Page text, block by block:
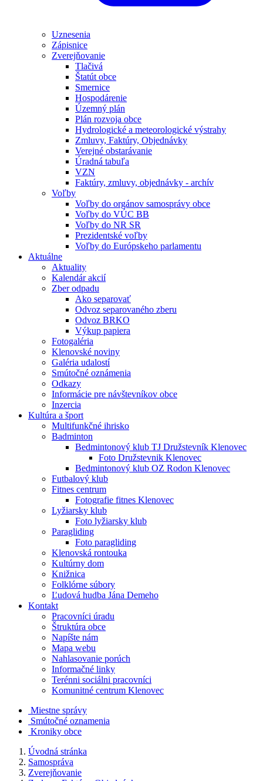
Uznesenia
Zápisnice
Zverejňovanie
Tlačivá
Štatút obce
Smernice
Hospodárenie
Územný plán
Plán rozvoja obce
Hydrologické a meteorologické výstrahy
Zmluvy, Faktúry, Objednávky
Verejné obstarávanie
Úradná tabuľa
VZN
Faktúry, zmluvy, objednávky - archív
Voľby
Voľby do orgánov samosprávy obce
Voľby do VÚC BB
Voľby do NR SR
Prezidentské voľby
Voľby do Európskeho parlamentu
Aktuálne
Aktuality
Kalendár akcií
Zber odpadu
Ako separovať
Odvoz separovaného zberu
Odvoz BRKO
Výkup papiera
Fotogaléria
Klenovské noviny
Galéria udalostí
Smútočné oznámenia
Odkazy
Informácie pre návštevníkov obce
Inzercia
Kultúra a šport
Multifunkčné ihrisko
Badminton
Bedmintonový klub TJ Družstevník Klenovec
Foto Družstevnik Klenovec
Bedmintonový klub OZ Rodon Klenovec
Futbalový klub
Fitnes centrum
Fotografie fitnes Klenovec
Lyžiarsky klub
Foto lyžiarsky klub
Paragliding
Foto paragliding
Klenovská rontouka
Kultúrny dom
Knižnica
Folklórne súbory
Ľudová hudba Jána Demeho
Kontakt
Pracovníci úradu
Štruktúra obce
Napíšte nám
Mapa webu
Nahlasovanie porúch
Informačné linky
Terénni sociálni pracovníci
Komunitné centrum Klenovec
Miestne správy
Smútočné oznamenia
Kroniky obce
Úvodná stránka
Samospráva
Zverejňovanie